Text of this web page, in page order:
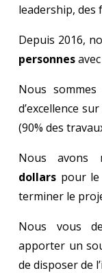
leadership, des
Depuis 2016,
personnes
Nous
d’excellence
(90% des
Nous avons
dollars pour
terminer le
Nous vous
apporter un
de disposer de